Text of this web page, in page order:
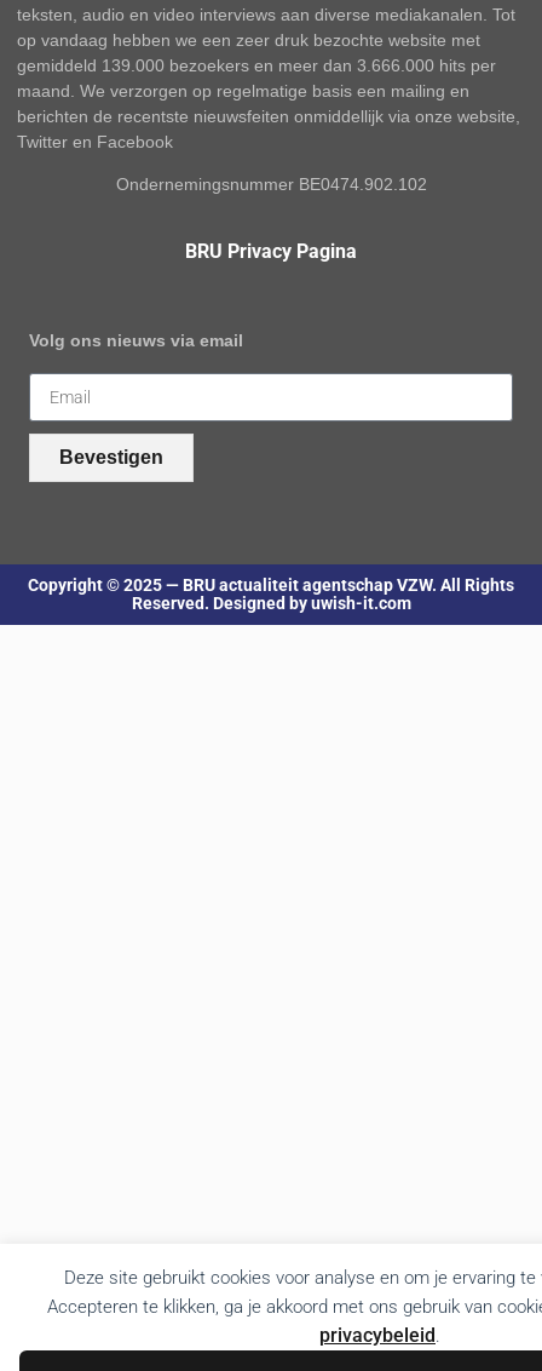
Deze site gebruikt cookies voor analyse en om je ervaring
Accepteren te klikken, ga je akkoord met ons gebruik van
privacybeleid.
teksten, audio en video interviews aan diverse mediakanalen. Tot
op vandaag hebben we een zeer druk bezochte website met
gemiddeld 139.000 bezoekers en meer dan 3.666.000 hits per
maand. We verzorgen op regelmatige basis een mailing en
berichten de recentste nieuwsfeiten onmiddellijk via onze website,
Twitter en Facebook
Ondernemingsnummer BE0474.902.102
BRU Privacy Pagina
Volg ons nieuws via email
Bevestigen
Copyright © 2025 — BRU actualiteit agentschap VZW. All Rights
Reserved. Designed by uwish-it.com